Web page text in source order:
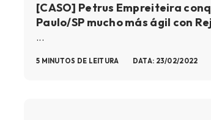
[CASO] Petrus Empreiteira
Paulo/SP mucho más ágil con
...
5 MINUTOS DE LEITURA DATA: 23/02/2022